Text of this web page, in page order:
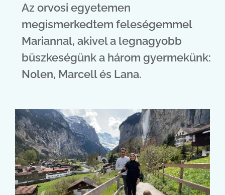
Az orvosi egyetemen
megismerkedtem feleségemmel
Mariannal, akivel a legnagyobb
büszkeségünk a három gyermekünk:
Nolen, Marcell és Lana.